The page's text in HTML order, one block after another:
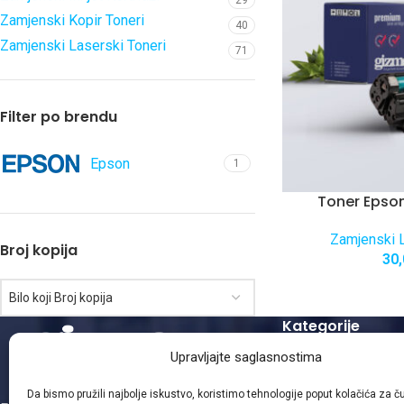
Upravljajte saglasnostima
Da bismo pružili najbolje iskustvo, koristimo tehnologije poput kolačića za
Zamjenski Kopir Toneri 40
Zamjenski Laserski Toneri 71
Filter po brendu
Epson 1
Broj kopija
Bilo koji Broj kopija
Toner
Zamjenski
Kategorije
Zamjenski
Zamjenski Kopir